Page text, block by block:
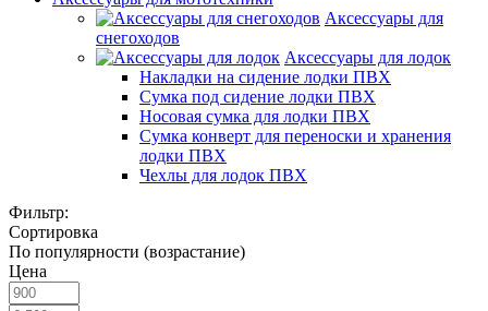
Аксессуары для
снегоходов
Аксессуары для лодок
Накладки на сидение лодки ПВХ
Сумка под сидение лодки ПВХ
Носовая сумка для лодки ПВХ
Сумка конверт для переноски и хранения
лодки ПВХ
Чехлы для лодок ПВХ
Фильтр:
Сортировка
По популярности (возрастание)
Цена